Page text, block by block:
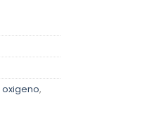
oxigeno,